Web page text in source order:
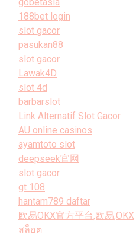
188bet login
slot gacor
pasukan88
slot gacor
Lawak4D
slot 4d
barbarslot
Link Alternatif Slot Gacor
AU online casinos
ayamtoto slot
deepseek官网
slot gacor
gt 108
hantam789 daftar
欧易OKX官方平台,欧易,OKX
สล็อต